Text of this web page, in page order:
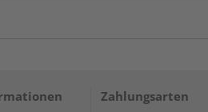
Zahlungsarten